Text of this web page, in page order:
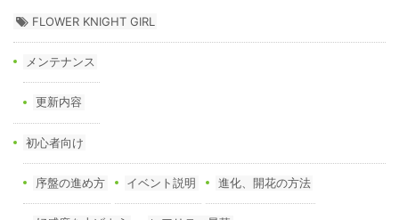
FLOWER KNIGHT GIRL
メンテナンス
更新内容
初心者向け
序盤の進め方 イベント説明 進化、開花の方法